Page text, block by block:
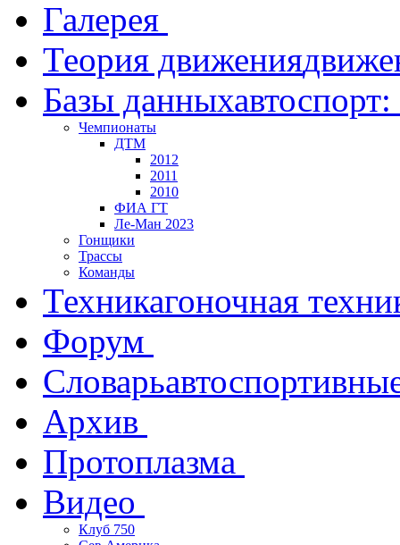
Галерея
Теория движения
Базы данных
Чемпионаты
ДТМ
2012
2011
2010
ФИА ГТ
Ле-Ман 2023
Гонщики
Трассы
Команды
Техникагоночная
Форум
Словарь
Архив
Протоплазма
Видео
Клуб 750